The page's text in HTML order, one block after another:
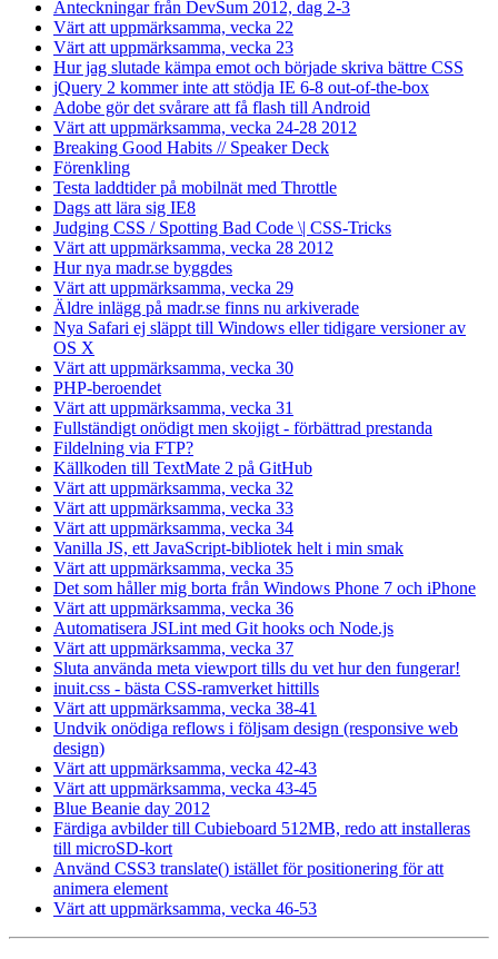
Anteckningar från DevSum 2012, dag 2-3
Värt att uppmärksamma, vecka 22
Värt att uppmärksamma, vecka 23
Hur jag slutade kämpa emot och började skriva bättre CSS
jQuery 2 kommer inte att stödja IE 6-8 out-of-the-box
Adobe gör det svårare att få flash till Android
Värt att uppmärksamma, vecka 24-28 2012
Breaking Good Habits // Speaker Deck
Förenkling
Testa laddtider på mobilnät med Throttle
Dags att lära sig IE8
Judging CSS / Spotting Bad Code \| CSS-Tricks
Värt att uppmärksamma, vecka 28 2012
Hur nya madr.se byggdes
Värt att uppmärksamma, vecka 29
Äldre inlägg på madr.se finns nu arkiverade
Nya Safari ej släppt till Windows eller tidigare versioner av
OS X
Värt att uppmärksamma, vecka 30
PHP-beroendet
Värt att uppmärksamma, vecka 31
Fullständigt onödigt men skojigt - förbättrad prestanda
Fildelning via FTP?
Källkoden till TextMate 2 på GitHub
Värt att uppmärksamma, vecka 32
Värt att uppmärksamma, vecka 33
Värt att uppmärksamma, vecka 34
Vanilla JS, ett JavaScript-bibliotek helt i min smak
Värt att uppmärksamma, vecka 35
Det som håller mig borta från Windows Phone 7 och iPhone
Värt att uppmärksamma, vecka 36
Automatisera JSLint med Git hooks och Node.js
Värt att uppmärksamma, vecka 37
Sluta använda meta viewport tills du vet hur den fungerar!
inuit.css - bästa CSS-ramverket hittills
Värt att uppmärksamma, vecka 38-41
Undvik onödiga reflows i följsam design (responsive web
design)
Värt att uppmärksamma, vecka 42-43
Värt att uppmärksamma, vecka 43-45
Blue Beanie day 2012
Färdiga avbilder till Cubieboard 512MB, redo att installeras
till microSD-kort
Använd CSS3 translate() istället för positionering för att
animera element
Värt att uppmärksamma, vecka 46-53